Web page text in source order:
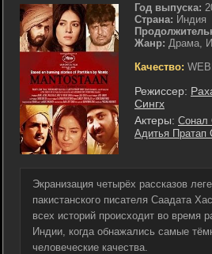
Год выпуска:
Страна: Индия
Жанр: Драма,
Качество:
Режиссер:
Сингх
Актеры: Сонал
Адитья Пратап
Экранизация четырёх рассказов
пакистанского писателя Саадата
всех историй происходит во время
Индии, когда обнажались самые
человеческие качества.